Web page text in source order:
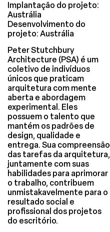
Implantação do projeto:
Austrália
Desenvolvimento do
projeto: Austrália
Peter Stutchbury
Architecture (PSA) é um
coletivo de indivíduos
únicos que praticam
arquitetura com mente
aberta e abordagem
experimental. Eles
possuem o talento que
mantém os padrões de
design, qualidade e
entrega. Sua compreensão
das tarefas da arquitetura,
juntamente com suas
habilidades para aprimorar
o trabalho, contribuem
unmistakavelmente para o
resultado social e
profissional dos projetos
do escritório.